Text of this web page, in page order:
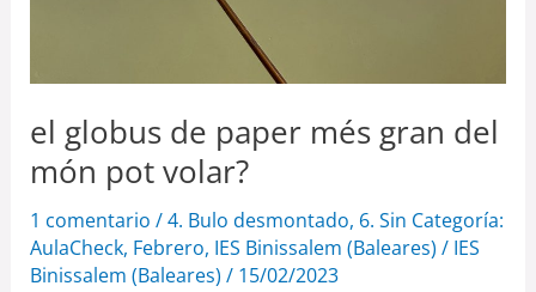
el globus de paper més gran del
món pot volar?
1 comentario /4. Bulo desmontado, 6. Sin Categoría:
AulaCheck, Febrero, IES Binissalem (Baleares) / IES
Binissalem (Baleares) / 15/02/2023